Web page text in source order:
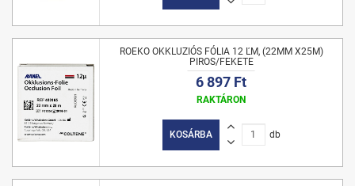
ROEKO OKKLUZIÓS FÓLIA 12 ĽM, (22MM X25M)
PIROS/FEKETE
6 897 Ft
RAKTÁRON
KOSÁRBA db